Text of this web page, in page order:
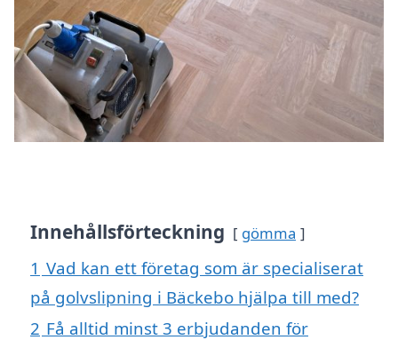
Innehållsförteckning gömma
1 Vad kan ett företag som är specialiserat
på golvslipning i Bäckebo hjälpa till med?
2 Få alltid minst 3 erbjudanden för